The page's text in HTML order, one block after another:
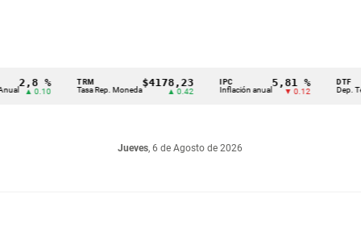
2,8 %
▲ 0.10 Tasa Rep. Moneda
$4178,23
▲ 0.42 Inflación anual
5,81 %
▼ 0.12 Dep.
Jueves, 6 de Agosto de 2026